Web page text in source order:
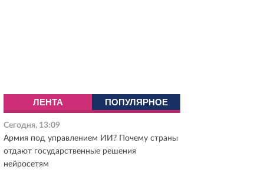
ЛЕНТА ПОПУЛЯРНОЕ
Сегодня, 13:09
Армия под управлением ИИ? Почему страны
отдают государственные решения
нейросетям